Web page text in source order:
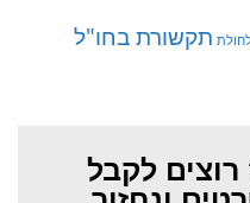
תקשורת בחו"ל
לקבל